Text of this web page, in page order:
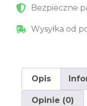
Bezpieczne
Wysyłka od
Opis
Opinie (0)